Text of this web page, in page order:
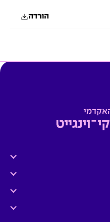
הורדה